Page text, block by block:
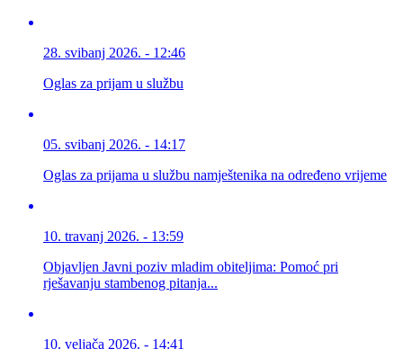
28. svibanj 2026. - 12:46
Oglas za prijam u službu
05. svibanj 2026. - 14:17
Oglas za prijama u službu namještenika na određeno vrijeme
10. travanj 2026. - 13:59
Objavljen Javni poziv mladim obiteljima: Pomoć pri
rješavanju stambenog pitanja...
10. veljača 2026. - 14:41